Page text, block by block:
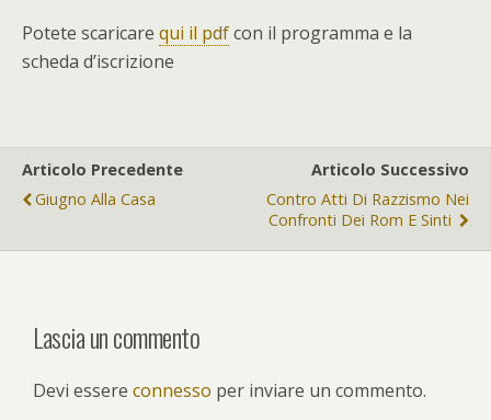
Potete scaricare qui il pdfcon il programma e la
scheda d’iscrizione
Articolo Precedente
Giugno Alla Casa
Articolo Successivo
Contro Atti Di Razzismo Nei
Confronti Dei Rom E Sinti
Lascia un commento
Devi essere connesso per inviare un commento.